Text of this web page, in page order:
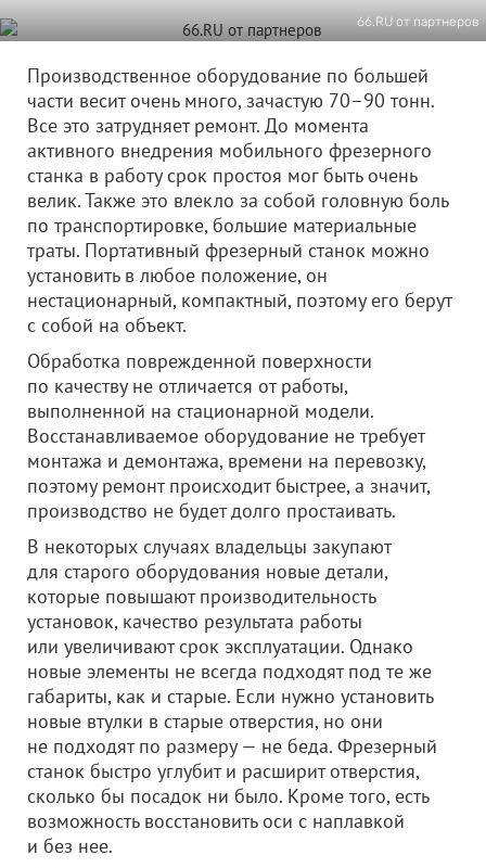
66.RU от партнеров
Производственное оборудование по большей
части весит очень много, зачастую 70–90 тонн.
Все это затрудняет ремонт. До момента
активного внедрения мобильного фрезерного
станка в работу срок простоя мог быть очень
велик. Также это влекло за собой головную боль
по транспортировке, большие материальные
траты. Портативный фрезерный станок можно
установить в любое положение, он
нестационарный, компактный, поэтому его берут
с собой на объект.
Обработка поврежденной поверхности
по качеству не отличается от работы,
выполненной на стационарной модели.
Восстанавливаемое оборудование не требует
монтажа и демонтажа, времени на перевозку,
поэтому ремонт происходит быстрее, а значит,
производство не будет долго простаивать.
В некоторых случаях владельцы закупают
для старого оборудования новые детали,
которые повышают производительность
установок, качество результата работы
или увеличивают срок эксплуатации. Однако
новые элементы не всегда подходят под те же
габариты, как и старые. Если нужно установить
новые втулки в старые отверстия, но они
не подходят по размеру — не беда. Фрезерный
станок быстро углубит и расширит отверстия,
сколько бы посадок ни было. Кроме того, есть
возможность восстановить оси с наплавкой
и без нее.